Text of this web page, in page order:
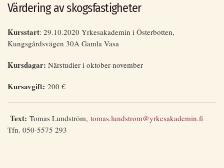
Värdering av skogsfastigheter
Kursstart: 29.10.2020 Yrkesakademin i Österbotten,
Kungsgårdsvägen 30A Gamla Vasa
Kursdagar: Närstudier i oktober-november
Kursavgift: 200 €
Text: Tomas Lundström, tomas.lundstrom@yrkesakademin.fi
Tfn. 050-5575 293